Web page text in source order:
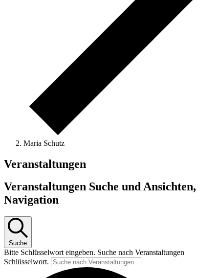
Maria Schutz
Veranstaltungen
Veranstaltungen Suche und Ansichten,
Navigation
Suche
Bitte Schlüsselwort eingeben. Suche nach Veranstaltungen
Schlüsselwort.